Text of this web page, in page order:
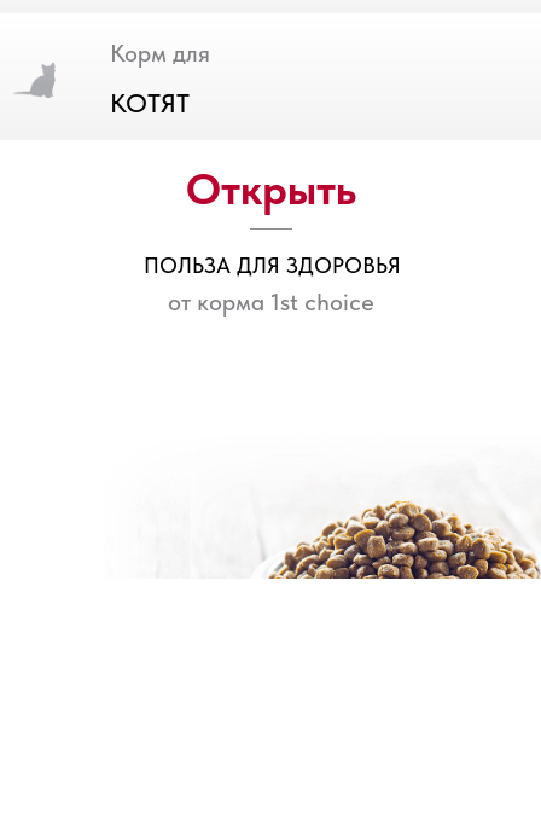
Открыть
Корм для
КОТЯТ
от корма 1st choice
ПОЛЬЗА ДЛЯ ЗДОРОВЬЯ